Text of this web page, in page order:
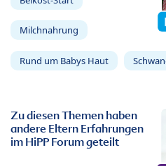
Milchnahrung
Rund um Babys Haut
Zu diesen Themen haben
andere Eltern Erfahrungen
im HiPP Forum geteilt